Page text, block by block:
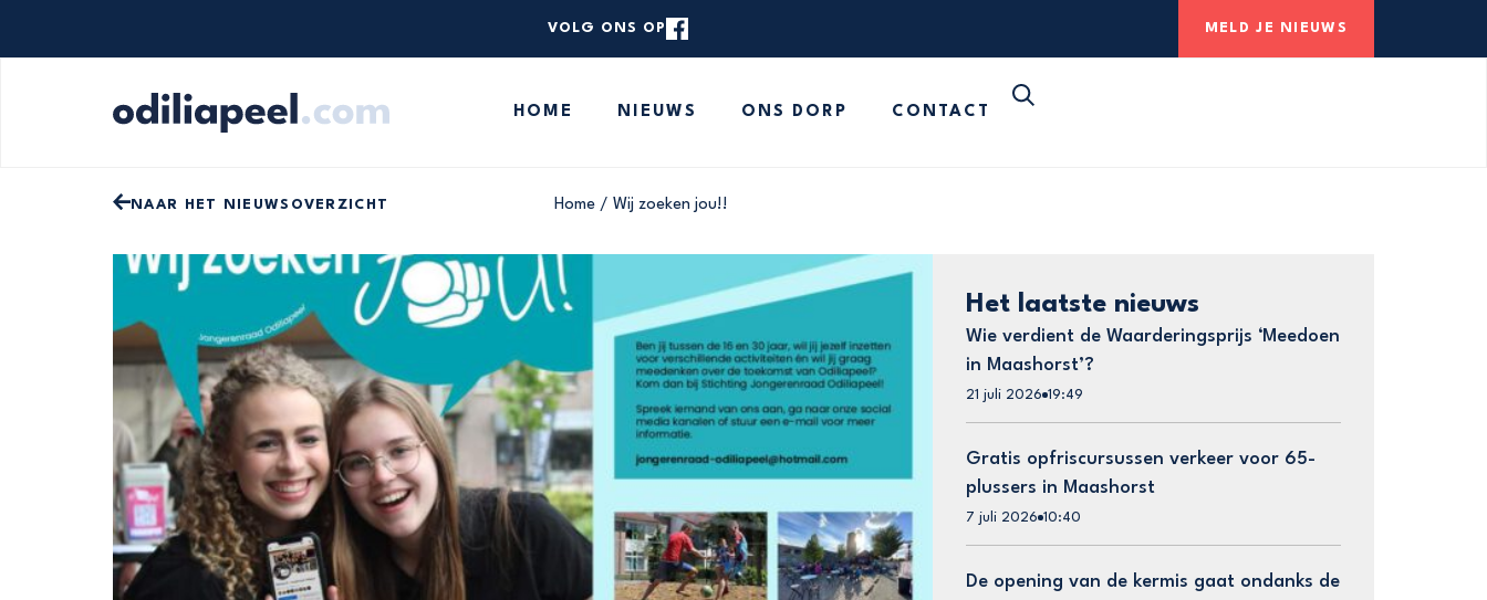
VOLG ONS OP MELD JE NIEUWS
HOME NIEUWS ONS DORP CONTACT
NAAR HET NIEUWSOVERZICHT Home / Wij zoeken jou!!
Het laatste nieuws
Wie verdient de Waarderingsprijs ‘Meedoen
in Maashorst’?
21 juli 2026 19:49
Gratis opfriscursussen verkeer voor 65-
plussers in Maashorst
7 juli 2026 10:40
De opening van de kermis gaat ondanks de
ONS DORP
MELD JE NIEUWS
Op zoek naar iets specifieks? Gebruik onderstaande zoekbalk om de website te doorzoeken.